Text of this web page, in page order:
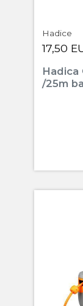
Hadice
17,50
Hadica
/25m